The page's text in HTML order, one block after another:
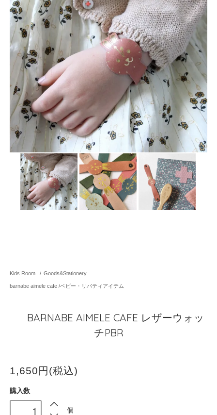
Kids Room / Goods&Stationery
barnabe aimele cafe /ベビー・リバティアイテム
BARNABE AIMELE CAFE レザーウォッ
チPBR
1,650円(税込)
購入数
個